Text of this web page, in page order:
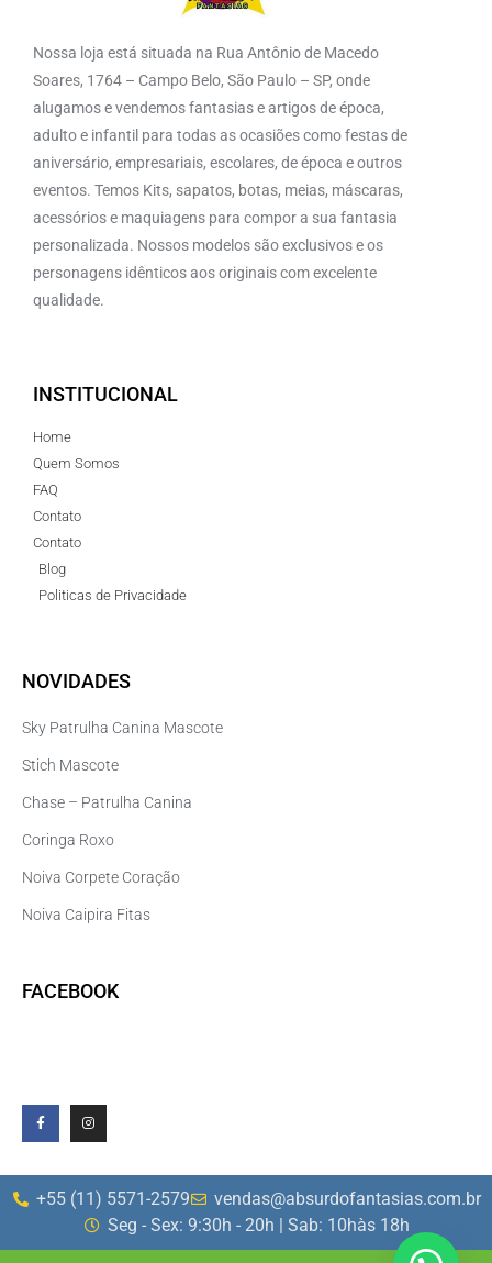
Nossa loja está situada na Rua Antônio de Macedo
Soares, 1764 – Campo Belo, São Paulo – SP, onde
alugamos e vendemos fantasias e artigos de época,
adulto e infantil para todas as ocasiões como festas de
aniversário, empresariais, escolares, de época e outros
eventos. Temos Kits, sapatos, botas, meias, máscaras,
acessórios e maquiagens para compor a sua fantasia
personalizada. Nossos modelos são exclusivos e os
personagens idênticos aos originais com excelente
qualidade.
INSTITUCIONAL
Home
Quem Somos
FAQ
Contato
Contato
Blog
Politicas de Privacidade
NOVIDADES
Sky Patrulha Canina Mascote
Stich Mascote
Chase – Patrulha Canina
Coringa Roxo
Noiva Corpete Coração
Noiva Caipira Fitas
FACEBOOK
+55 (11) 5571-2579
vendas@absurdofantasias.com.br
Seg - Sex: 9:30h - 20h | Sab: 10hàs 18h